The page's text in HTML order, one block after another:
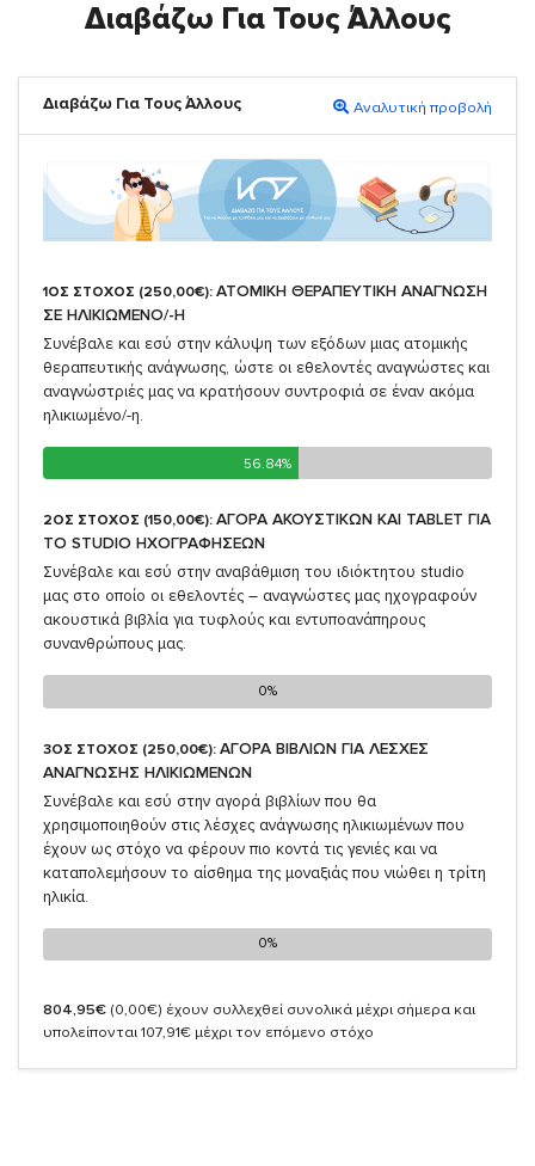
Διαβάζω Για Τους Άλλους
Διαβάζω Για Τους Άλλους Αναλυτική προβολή
1ΟΣ ΣΤΟΧΟΣ (250,00€): ΑΤΟΜΙΚΗ ΘΕΡΑΠΕΥΤΙΚΗ ΑΝΑΓΝΩΣΗ
ΣΕ ΗΛΙΚΙΩΜΕΝΟ/-Η
Συνέβαλε και εσύ στην κάλυψη των εξόδων μιας ατομικής
θεραπευτικής ανάγνωσης, ώστε οι εθελοντές αναγνώστες και
αναγνώστριές μας να κρατήσουν συντροφιά σε έναν ακόμα
ηλικιωμένο/-η.
56.84%
56.84%
2ΟΣ ΣΤΟΧΟΣ (150,00€): ΑΓΟΡΑ ΑΚΟΥΣΤΙΚΩΝ ΚΑΙ TABLET ΓΙΑ
TO STUDIO ΗΧΟΓΡΑΦΗΣΕΩΝ
Συνέβαλε και εσύ στην αναβάθμιση του ιδιόκτητου studio
μας στο οποίο οι εθελοντές – αναγνώστες μας ηχογραφούν
ακουστικά βιβλία για τυφλούς και εντυποανάπηρους
συνανθρώπους μας.
0%
0%
3ΟΣ ΣΤΟΧΟΣ (250,00€): ΑΓΟΡΑ ΒΙΒΛΙΩΝ ΓΙΑ ΛΕΣΧΕΣ
ΑΝΑΓΝΩΣΗΣ ΗΛΙΚΙΩΜΕΝΩΝ
Συνέβαλε και εσύ στην αγορά βιβλίων που θα
χρησιμοποιηθούν στις λέσχες ανάγνωσης ηλικιωμένων που
έχουν ως στόχο να φέρουν πιο κοντά τις γενιές και να
καταπολεμήσουν το αίσθημα της μοναξιάς που νιώθει η τρίτη
ηλικία.
0%
0%
804,95€ (0,00€) έχουν συλλεχθεί συνολικά μέχρι σήμερα και
υπολείπονται 107,91€ μέχρι τον επόμενο στόχο